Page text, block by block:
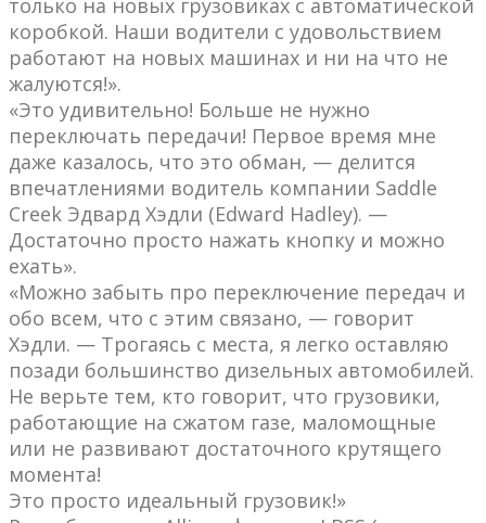
только на новых грузовиках с автоматической
коробкой. Наши водители с удовольствием
работают на новых машинах и ни на что не
жалуются!».
«Это удивительно! Больше не нужно
переключать передачи! Первое время мне
даже казалось, что это обман, — делится
впечатлениями водитель компании Saddle
Creek Эдвард Хэдли (Edward Hadley). —
Достаточно просто нажать кнопку и можно
ехать».
«Можно забыть про переключение передач и
обо всем, что с этим связано, — говорит
Хэдли. — Трогаясь с места, я легко оставляю
позади большинство дизельных автомобилей.
Не верьте тем, кто говорит, что грузовики,
работающие на сжатом газе, маломощные
или не развивают достаточного крутящего
момента!
Это просто идеальный грузовик!»